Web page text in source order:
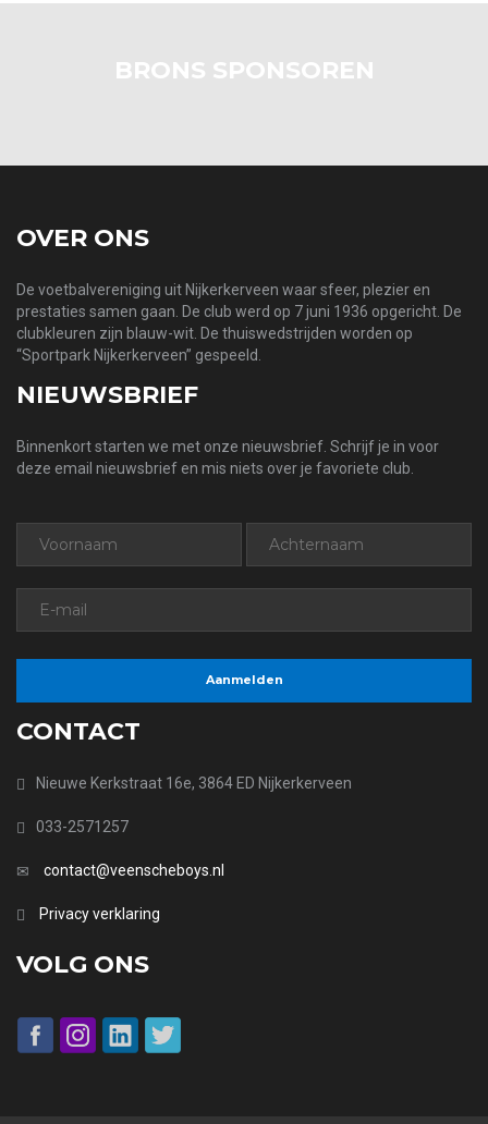
BRONS SPONSOREN
OVER ONS
De voetbalvereniging uit Nijkerkerveen waar sfeer, plezier en
prestaties samen gaan. De club werd op 7 juni 1936 opgericht. De
clubkleuren zijn blauw-wit. De thuiswedstrijden worden op
“Sportpark Nijkerkerveen” gespeeld.
NIEUWSBRIEF
Binnenkort starten we met onze nieuwsbrief. Schrijf je in voor
deze email nieuwsbrief en mis niets over je favoriete club.
CONTACT
Nieuwe Kerkstraat 16e, 3864 ED Nijkerkerveen
033-2571257
contact@veenscheboys.nl
Privacy verklaring
VOLG ONS